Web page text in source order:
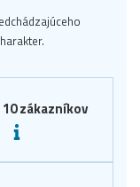
10zákazníkov